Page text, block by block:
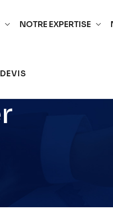
NOTRE EXPERTISE
DEVIS